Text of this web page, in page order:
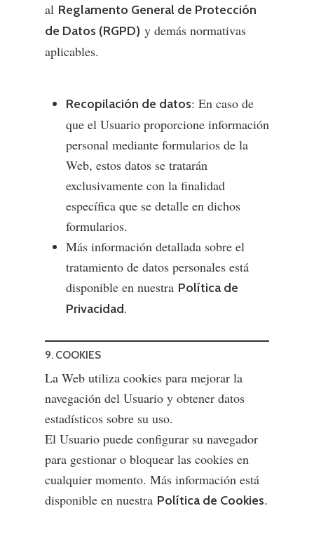
al Reglamento General de Protección
de Datos (RGPD) y demás normativas
aplicables.
Recopilación de datos: En caso de
que el Usuario proporcione información
personal mediante formularios de la
Web, estos datos se tratarán
exclusivamente con la finalidad
específica que se detalle en dichos
formularios.
Más información detallada sobre el
tratamiento de datos personales está
disponible en nuestra Política de
Privacidad.
9. COOKIES
La Web utiliza cookies para mejorar la
navegación del Usuario y obtener datos
estadísticos sobre su uso.
El Usuario puede configurar su navegador
para gestionar o bloquear las cookies en
cualquier momento. Más información está
disponible en nuestra Política de Cookies.